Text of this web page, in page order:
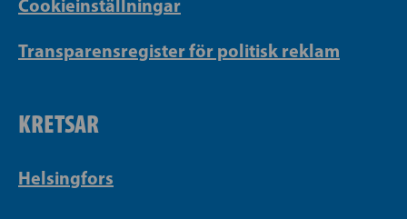
Cookieinställningar
Transparensregister för politisk reklam
KRETSAR
Helsingfors